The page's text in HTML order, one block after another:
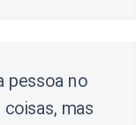
pessoa no
mas